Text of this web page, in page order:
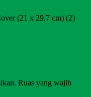
(21 x 29.7 cm) (2)
Ruas yang wajib